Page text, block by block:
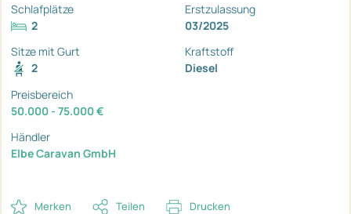
Schlafplätze
2
Erstzulassung
03/2025
Sitze mit Gurt
2
Kraftstoff
Diesel
Preisbereich
50.000 - 75.000 €
Händler
Elbe Caravan GmbH
Merken Teilen Drucken